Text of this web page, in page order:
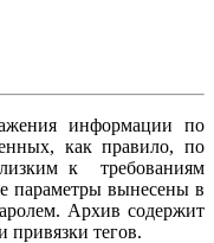
информации по
как правило, по
к требованиям
параметры вынесены в
Архив содержит
тегов.